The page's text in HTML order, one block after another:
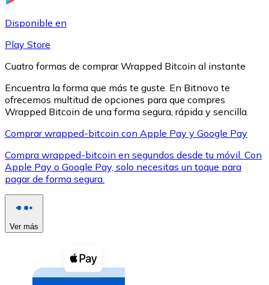
XRP
XRP
Efectivo
Comprar con efectivo
Disponible en
Play Store
Cuatro formas de comprar Wrapped Bitcoin al instante
Encuentra la forma que más te guste. En Bitnovo te
ofrecemos multitud de opciones para que compres
Wrapped Bitcoin de una forma segura, rápida y sencilla.
Comprar wrapped-bitcoin con Apple Pay y Google Pay
Compra wrapped-bitcoin en segundos desde tu móvil. Con
Apple Pay o Google Pay, solo necesitas un toque para
pagar de forma segura.
Ver más